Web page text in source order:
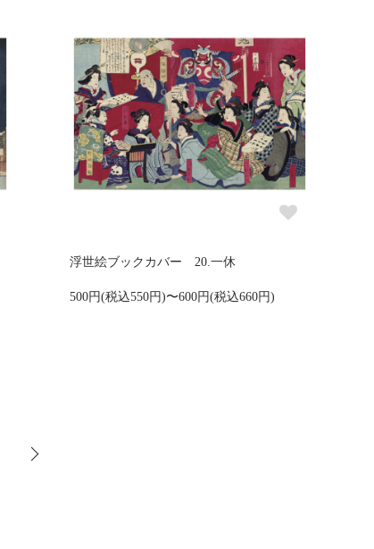
浮世絵ブックカバー 20.一休
500円(税込550円)〜600円(税込660円)